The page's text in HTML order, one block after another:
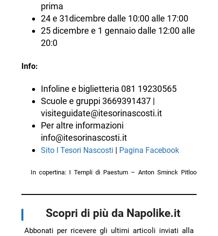
prima
24 e 31dicembre dalle 10:00 alle 17:00
25 dicembre e 1 gennaio dalle 12:00 alle
20:0
Info:
Infoline e biglietteria 081 19230565
Scuole e gruppi 3669391437 |
visiteguidate@itesorinascosti.it
Per altre informazioni
info@itesorinascosti.it
Sito I Tesori Nascosti Pagina Facebook
In copertina: I Templi di Paestum – Anton Sminck Pitloo
Scopri di più da Napolike.it
Abbonati per ricevere gli ultimi articoli inviati alla